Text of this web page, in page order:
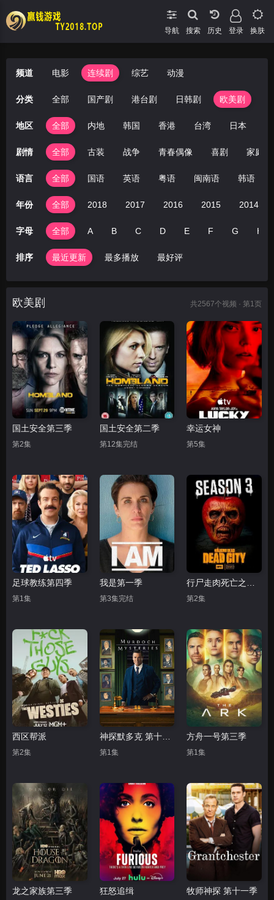
导航 搜索 登录 换肤
频道 电影 连续剧 综艺 动漫
分类 全部 国产剧 港台剧 日韩剧 欧美剧
地区 全部 内地 韩国 香港 台湾 日本
剧情 全部 古装 战争 青春偶像 喜剧 家庭
语言 全部 国语 英语 粤语 闽南语 韩语
年份 全部 2018 2017 2016 2015 2014
字母 全部 A B C D E F G H
排序 最近更新 最多播放 最好评
欧美剧 共2567个视频 · 第1页
国土安全第三季
第2集
国土安全第二季
第12集完结
幸运女神
第5集
足球教练第四季
第1集
我是第一季
第3集完结 第2集
西区帮派
第2集
神探默多克 第十九季
第1集
方舟一号第三季
第1集
龙之家族第三季 狂怒追缉 牧师神探 第十一季